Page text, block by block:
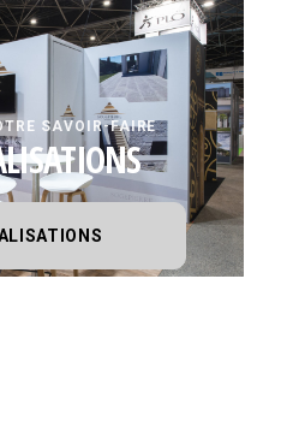
SAVOIR-FAIRE